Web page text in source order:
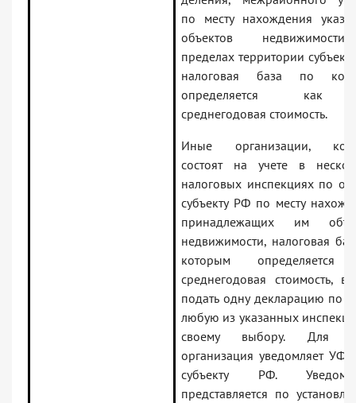
по месту нахождения
объектов
пределах территории
налоговая база по
определяется
среднегодовая стоимость.
Иные организации,
состоят на учете в
налоговых инспекциях по
субъекту РФ по месту
принадлежащих им
недвижимости, налоговая
которым определяется
среднегодовая стоимость,
подать одну декларацию по
любую из указанных
своему выбору. Для
организация уведомляет
субъекту РФ.
представляется по